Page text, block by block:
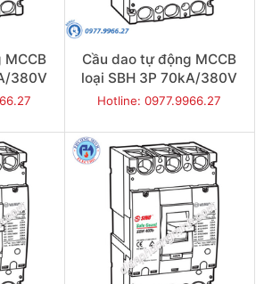
MCCB
380V
Cầu dao tự động MCCB
loại SBH 3P 70kA/380V
400A - Model
Hotline: 0977.9966.27